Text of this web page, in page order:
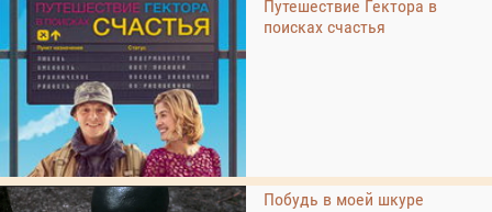
Путешествие Гектора в
поисках счастья
Побудь в моей шкуре